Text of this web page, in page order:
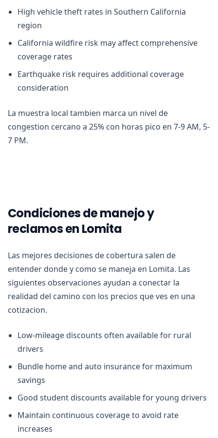
High vehicle theft rates in Southern California
region
California wildfire risk may affect comprehensive
coverage rates
Earthquake risk requires additional coverage
consideration
La muestra local tambien marca un nivel de
congestion cercano a 25% con horas pico en 7-9 AM, 5-
7 PM.
Condiciones de manejo y
reclamos en Lomita
Las mejores decisiones de cobertura salen de
entender donde y como se maneja en Lomita. Las
siguientes observaciones ayudan a conectar la
realidad del camino con los precios que ves en una
cotizacion.
Low-mileage discounts often available for rural
drivers
Bundle home and auto insurance for maximum
savings
Good student discounts available for young drivers
Maintain continuous coverage to avoid rate
increases